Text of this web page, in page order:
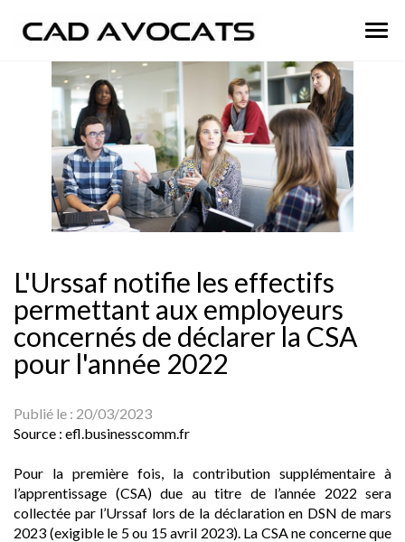
L'Urssaf notifie les effectifs
permettant aux employeurs
concernés de déclarer la CSA
pour l'année 2022
Publié le : 20/03/2023
Source : efl.businesscomm.fr
Pour la première fois, la contribution supplémentaire à
l’apprentissage (CSA) due au titre de l’année 2022 sera
collectée par l’Urssaf lors de la déclaration en DSN de mars
2023 (exigible le 5 ou 15 avril 2023). La CSA ne concerne que